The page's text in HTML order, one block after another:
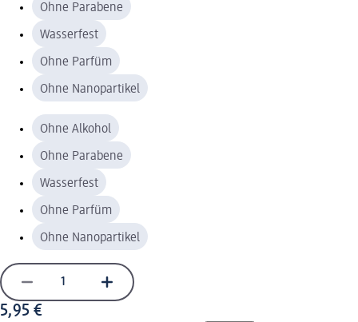
Ohne Parabene
Wasserfest
Ohne Parfüm
Ohne Nanopartikel
Ohne Alkohol
Ohne Parabene
Wasserfest
Ohne Parfüm
Ohne Nanopartikel
5,95 €